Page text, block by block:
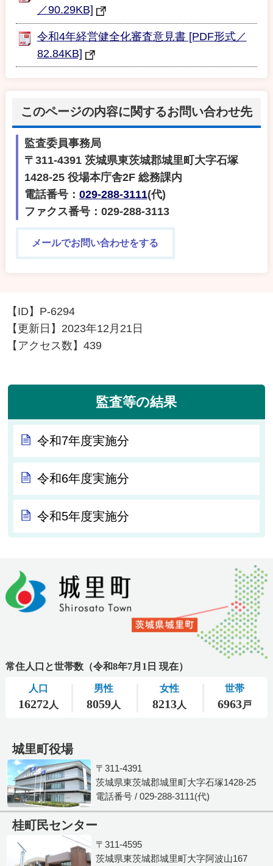
／90.29KB]
令和4年経営健全化審査意見書 [PDF形式／
82.84KB]
このページの内容に関するお問い合わせ先
監査委員事務局
〒311-4391 茨城県東茨城郡城里町大字石塚
1428-25 役場本庁舎2F 総務課内
電話番号： 029-288-3111(代)
ファクス番号：029-288-3113
メールでお問い合わせをする
【ID】 P-6294
【更新日】 2023年12月21日
【アクセス数】439
監査等の結果
令和7年度実施分
令和6年度実施分
令和5年度実施分
城里町役場
〒311-4391
茨城県東茨城郡城里町大字石塚1428-25
電話番号 / 029-288-3111(代)
桂町民センター
〒311-4595
茨城県東茨城郡城里町大字阿波山167